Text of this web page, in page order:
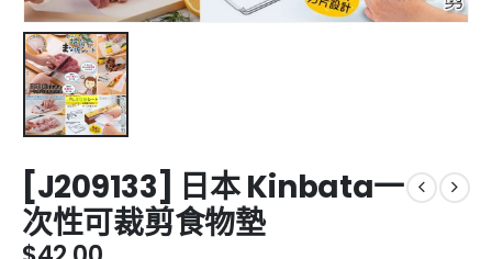
[J209133] 日本 Kinbata一
次性可裁剪食物墊